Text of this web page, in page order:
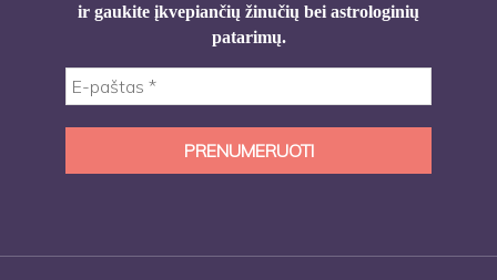
ir gaukite įkvepiančių žinučių bei astrologinių
patarimų.